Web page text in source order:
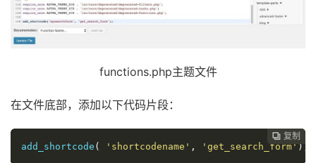
functions.php主题文件
在文件底部，添加以下代码片段：
 复制
 复制
 复制
 复制
 复制
 复制
add_shortcode ( 'shortcodename' , 'get_search_form' );